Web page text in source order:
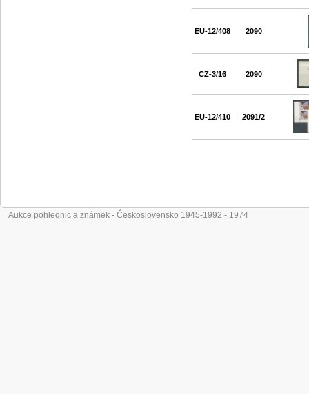
EU-12/408 2090
CZ-3/16 2090
EU-12/410 2091/2
Aukce pohlednic a známek - Československo 1945-1992 - 1974